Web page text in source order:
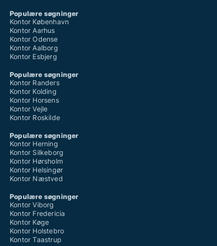
Populære søgninger
Kontor København
Kontor Aarhus
Kontor Odense
Kontor Aalborg
Kontor Esbjerg
Populære søgninger
Kontor Randers
Kontor Kolding
Kontor Horsens
Kontor Vejle
Kontor Roskilde
Populære søgninger
Kontor Herning
Kontor Silkeborg
Kontor Hørsholm
Kontor Helsingør
Kontor Næstved
Populære søgninger
Kontor Viborg
Kontor Fredericia
Kontor Køge
Kontor Holstebro
Kontor Taastrup